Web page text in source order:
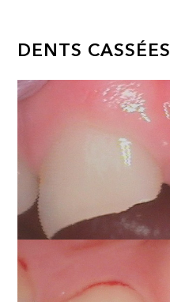
DENTS CASSÉES